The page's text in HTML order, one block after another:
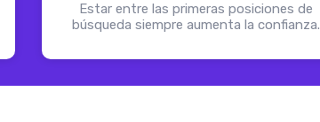
Estar entre las primeras posiciones de
búsqueda siempre aumenta la confianza.